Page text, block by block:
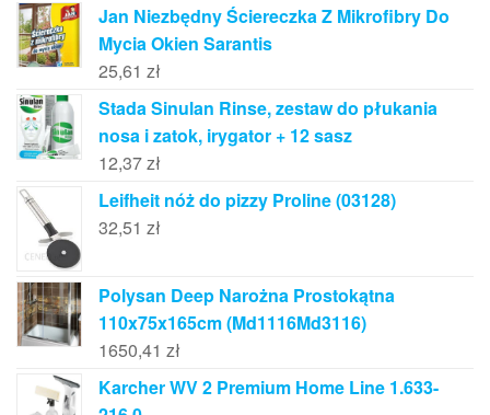
Jan Niezbędny Ściereczka Z Mikrofibry Do
Mycia Okien Sarantis
25,61 zł
Stada Sinulan Rinse, zestaw do płukania
nosa i zatok, irygator + 12 sasz
12,37zł
Leifheit nóż do pizzy Proline (03128)
32,51 zł
Polysan Deep Narożna Prostokątna
110x75x165cm (Md1116Md3116)
1650,41 zł
Karcher WV 2 Premium Home Line 1.633-